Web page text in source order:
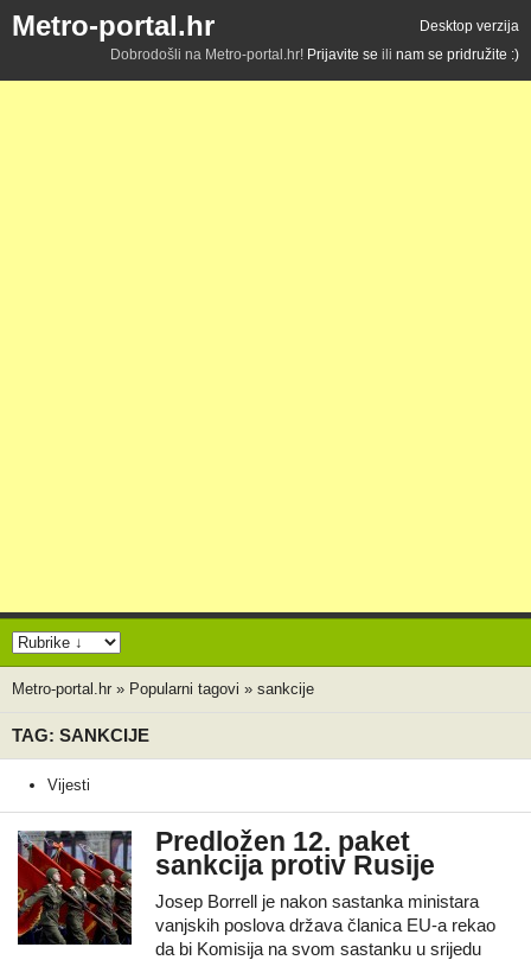
Metro-portal.hr
Desktop verzija
Dobrodošli na Metro-portal.hr! Prijavite se ili nam se pridružite :)
Metro-portal.hr » Popularni tagovi » sankcije
TAG: SANKCIJE
Vijesti
Predložen 12. paket
sankcija protiv Rusije
Josep Borrell je nakon sastanka ministara
vanjskih poslova država članica EU-a rekao
da bi Komisija na svom sastanku u srijedu